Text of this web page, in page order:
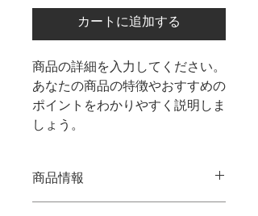
カートに追加する
商品の詳細を入力してください。
あなたの商品の特徴やおすすめの
ポイントをわかりやすく説明しま
しょう。
商品情報